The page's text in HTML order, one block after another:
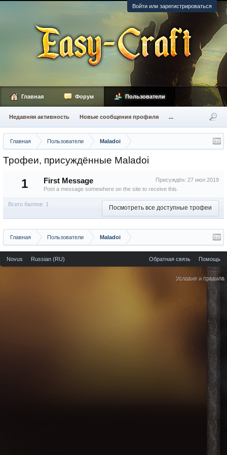
Войти или зарегистрироваться
Главная Пользователи Maladoi
Трофеи, присуждённые Maladoi
1 Присуждён: 27 июл 2019
First Message
Post a message somewhere on the site to receive this.
Всего баллов: 1 Посмотреть все доступные трофеи
Главная Пользователи Maladoi
Главная Форум Пользователи
Недавняя активность Новые сообщения профиля ...
Novus Russian (RU) Обратная связь Помощь
Условия и правила